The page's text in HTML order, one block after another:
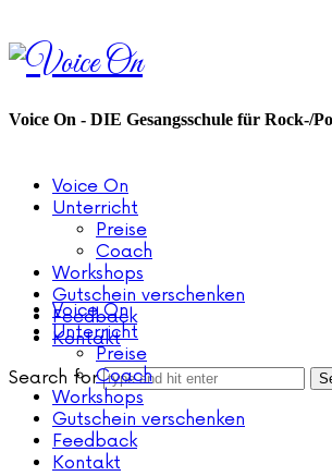
Voice
On
Voice On - DIE Gesangsschule für Rock-/
Voice On
Unterricht
Preise
Coach
Workshops
Gutschein verschenken
Feedback
Kontakt
Search for
Voice On
Unterricht
Preise
Coach
Workshops
Gutschein verschenken
Feedback
Kontakt